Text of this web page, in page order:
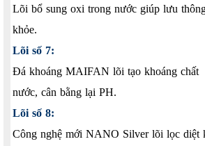
Lõi bổ sung oxi trong nước giúp lưu
khỏe.
Lõi số 7:
Đá khoáng MAIFAN lõi tạo khoáng chất
nước, cân bằng lại PH.
Lõi số 8:
Công nghệ mới NANO Silver lõi lọc diệt